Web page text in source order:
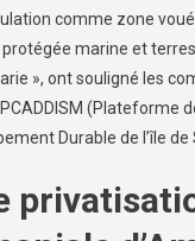
comme zone
protégée marine et
», ont souligné les
(Plateforme
Durable de l’île de